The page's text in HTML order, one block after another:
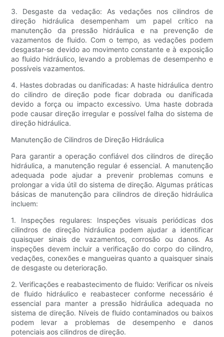
3. Desgaste da vedação: As vedações nos cilindros de
direção hidráulica desempenham um papel crítico na
manutenção da pressão hidráulica e na prevenção de
vazamentos de fluido. Com o tempo, as vedações podem
desgastar-se devido ao movimento constante e à exposição
ao fluido hidráulico, levando a problemas de desempenho e
possíveis vazamentos.
4. Hastes dobradas ou danificadas: A haste hidráulica dentro
do cilindro de direção pode ficar dobrada ou danificada
devido a força ou impacto excessivo. Uma haste dobrada
pode causar direção irregular e possível falha do sistema de
direção hidráulica.
Manutenção de Cilindros de Direção Hidráulica
Para garantir a operação confiável dos cilindros de direção
hidráulica, a manutenção regular é essencial. A manutenção
adequada pode ajudar a prevenir problemas comuns e
prolongar a vida útil do sistema de direção. Algumas práticas
básicas de manutenção para cilindros de direção hidráulica
incluem:
1. Inspeções regulares: Inspeções visuais periódicas dos
cilindros de direção hidráulica podem ajudar a identificar
quaisquer sinais de vazamentos, corrosão ou danos. As
inspeções devem incluir a verificação do corpo do cilindro,
vedações, conexões e mangueiras quanto a quaisquer sinais
de desgaste ou deterioração.
2. Verificações e reabastecimento de fluido: Verificar os níveis
de fluido hidráulico e reabastecer conforme necessário é
essencial para manter a pressão hidráulica adequada no
sistema de direção. Níveis de fluido contaminados ou baixos
podem levar a problemas de desempenho e danos
potenciais aos cilindros de direção.